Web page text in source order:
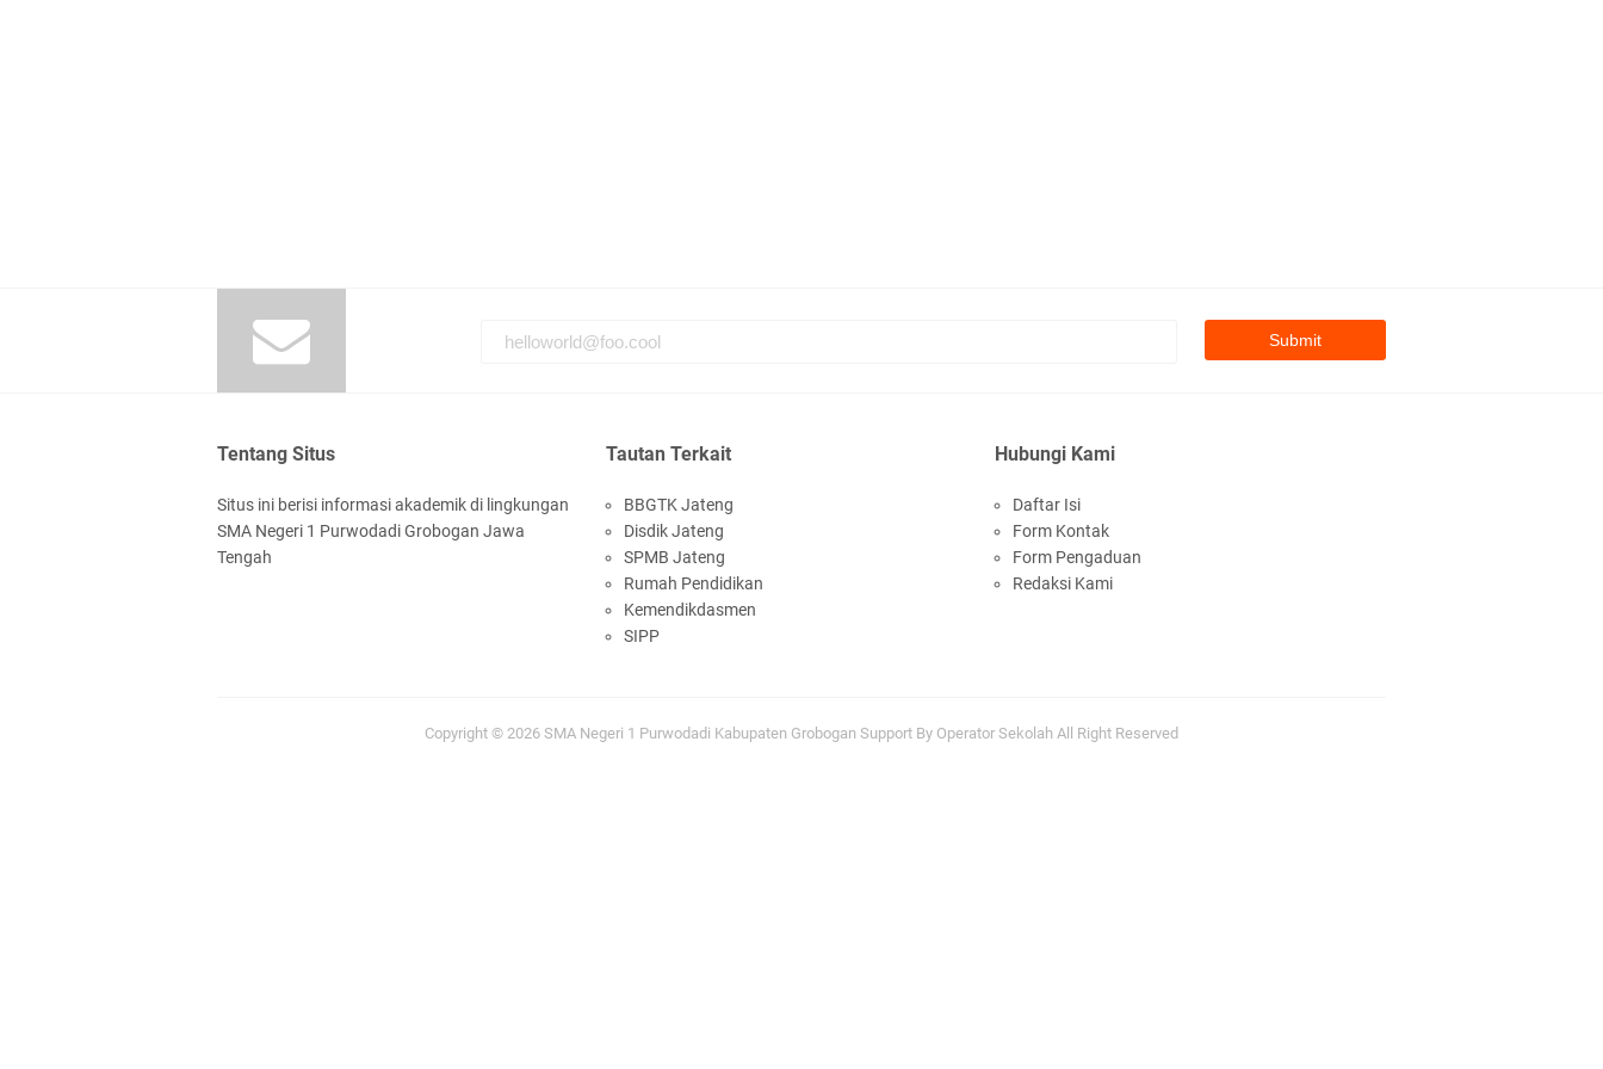
Kelas XII TP 2025/2026
PENGGUNAAN DANA BOSP
Tentang Situs
Situs ini berisi informasi akademik di lingkungan
SMA Negeri 1 Purwodadi Grobogan Jawa
Tengah
Tautan Terkait
BBGTK Jateng
Disdik Jateng
SPMB Jateng
Rumah Pendidikan
Kemendikdasmen
SIPP
Hubungi Kami
Daftar Isi
Form Kontak
Form Pengaduan
Redaksi Kami
Copyright © 2026 SMA Negeri 1 Purwodadi Kabupaten Grobogan Support By Operator Sekolah All Right Reserved